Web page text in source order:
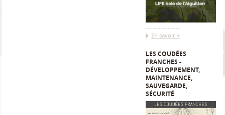
En savoir +
LES COUDÉES
FRANCHES -
DÉVELOPPEMENT,
MAINTENANCE,
SAUVEGARDE,
SÉCURITÉ